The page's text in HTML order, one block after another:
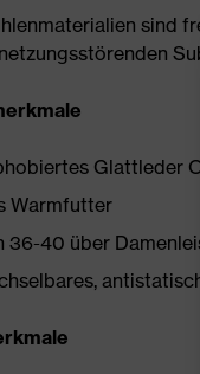
sind
Glattleder
Warmfutter
36-40 über